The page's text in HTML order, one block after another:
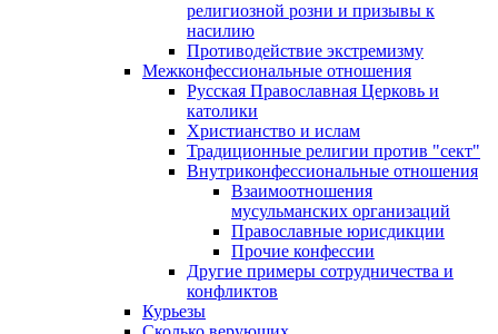
религиозной розни и призывы к
насилию
Противодействие экстремизму
Межконфессиональные отношения
Русская Православная Церковь и
католики
Христианство и ислам
Традиционные религии против "сект"
Внутриконфессиональные отношения
Взаимоотношения
мусульманских организаций
Православные юрисдикции
Прочие конфессии
Другие примеры сотрудничества и
конфликтов
Курьезы